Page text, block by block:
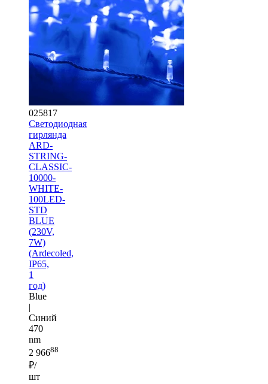
025817
Светодиодная
гирлянда
ARD-
STRING-
CLASSIC-
10000-
WHITE-
100LED-
STD
BLUE
(230V,
7W)
(Ardecoled,
IP65,
1
год)
Blue
|
Синий
470
nm
2 96688
₽/
шт